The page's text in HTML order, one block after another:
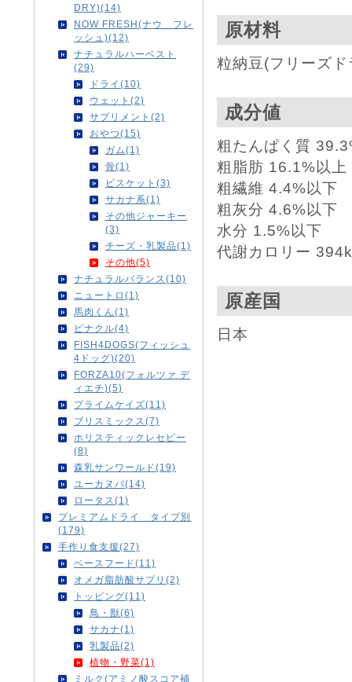
DRY)(14)
NOW FRESH(ナウ フレ
ッシュ)(12)
ナチュラルハーベスト
(29)
ドライ(10)
ウェット(2)
サプリメント(2)
おやつ(15)
ガム(1)
骨(1)
ビスケット(3)
サカナ系(1)
その他ジャーキー
(3)
チーズ・乳製品(1)
その他(5)
ナチュラルバランス(10)
ニュートロ(1)
馬肉くん(1)
ピナクル(4)
FISH4DOGS(フィッシュ
4ドッグ)(20)
FORZA10(フォルツァ デ
ィエチ)(5)
プライムケイズ(11)
ブリスミックス(7)
ホリスティックレセピー
(8)
森乳サンワールド(19)
ユーカヌバ(14)
ロータス(1)
プレミアムドライ タイプ別
(179)
手作り食支援(27)
ベースフード(11)
オメガ脂肪酸サプリ(2)
トッピング(11)
鳥・獣(6)
サカナ(1)
乳製品(2)
植物・野菜(1)
ミルク(アミノ酸スコア補
原材料
粒納豆(フリーズド
成分値
粗たんぱく質
粗脂肪 16.1%以上
粗繊維 4.4%以下
粗灰分 4.6%以下
水分 1.5%以下
代謝カロリー
原産国
日本